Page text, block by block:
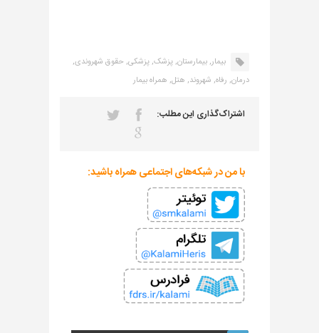
بیمار,بیمارستان,پزشک,پزشکی, حقوق شهروندی,
درمان, رفاه, شهروند, هتل, همراه بیمار
اشتراک‌گذاری این مطلب:
با من در شبکه‌های اجتماعی همراه باشید: